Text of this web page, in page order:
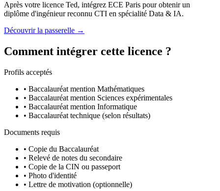
Après votre licence Ted, intégrez ECE Paris pour obtenir un
diplôme d'ingénieur reconnu CTI en spécialité Data & IA.
Découvrir la passerelle →
Comment intégrer cette licence ?
Profils acceptés
• Baccalauréat mention Mathématiques
• Baccalauréat mention Sciences expérimentales
• Baccalauréat mention Informatique
• Baccalauréat technique (selon résultats)
Documents requis
• Copie du Baccalauréat
• Relevé de notes du secondaire
• Copie de la CIN ou passeport
• Photo d'identité
• Lettre de motivation (optionnelle)